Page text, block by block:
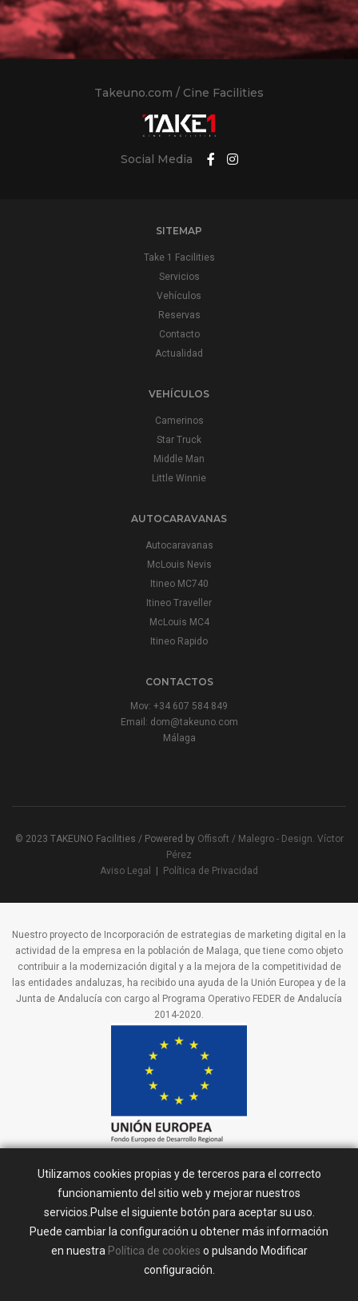
Utilizamos cookies propias y de terceros para el correcto
funcionamiento del sitio web y mejorar nuestros
servicios.Pulse el siguiente botón para aceptar su uso.
Puede cambiar la configuración u obtener más información
en nuestra Política de cookies o pulsando Modificar
configuración.
Takeuno.com / Cine Facilities
Social Media
SITEMAP
Take 1 Facilities
Servicios
Vehículos
Reservas
Contacto
Actualidad
VEHÍCULOS
Camerinos
Star Truck
Middle Man
Little Winnie
AUTOCARAVANAS
Autocaravanas
McLouis Nevis
Itineo MC740
Itineo Traveller
McLouis MC4
Itineo Rapido
CONTACTOS
Mov: +34 607 584 849
Email: dom@takeuno.com
Málaga
© 2023 TAKEUNO Facilities / Powered by Offisoft / Malegro - Design. Víctor
Pérez
Aviso Legal
| Política de Privacidad
Nuestro proyecto de Incorporación de estrategias de marketing digital en la
actividad de la empresa en la población de Malaga, que tiene como objeto
contribuir a la modernización digital y a la mejora de la competitividad de
las entidades andaluzas, ha recibido una ayuda de la Unión Europea y de la
Junta de Andalucía con cargo al Programa Operativo FEDER de Andalucía
2014-2020.